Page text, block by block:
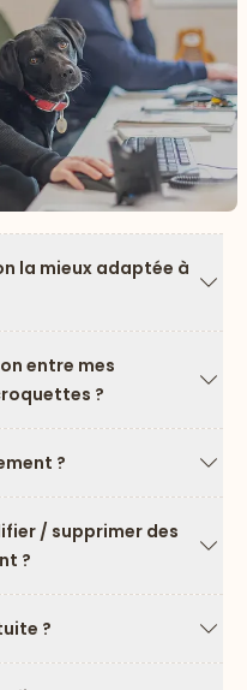
la mieux adaptée à
entre mes
?
?
/ supprimer des
?
?